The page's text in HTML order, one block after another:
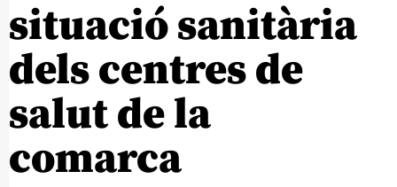
situació sanitària
dels centres de
salut de la
comarca